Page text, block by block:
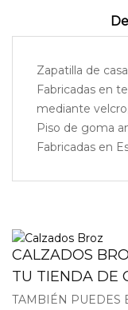
Zapatilla de
Fabricadas en
mediante
Piso de goma
Fabricadas en
CALZADOS
TU TIENDA DE
TAMBIÉN PUEDES